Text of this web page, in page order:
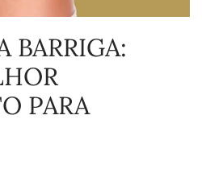
BARRIGA:
PARA